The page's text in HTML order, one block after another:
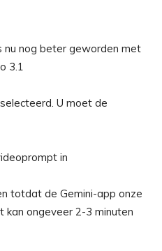
U moet de
totdat de Gemini-app onze
ongeveer 2-3 minuten